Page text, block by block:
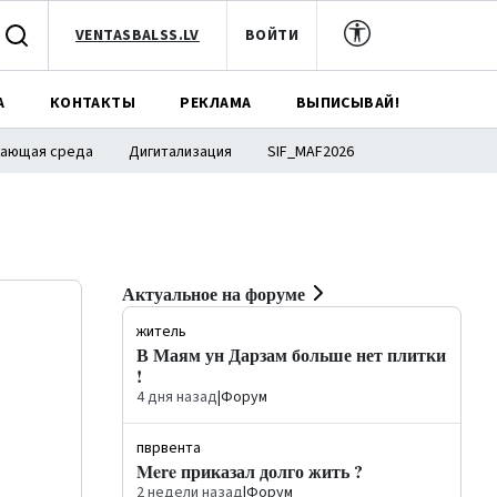
VENTASBALSS.LV ВОЙТИ
КОНТАКТЫ РЕКЛАМА ВЫПИСЫВАЙ!
среда Дигитализация SIF_MAF2026
Актуальное на форуме
житель
В Маям ун Дарзам больше нет плитки
!
4 дня назад|Форум
пврвента
Mere приказал долго жить ?
2 недели назад|Форум